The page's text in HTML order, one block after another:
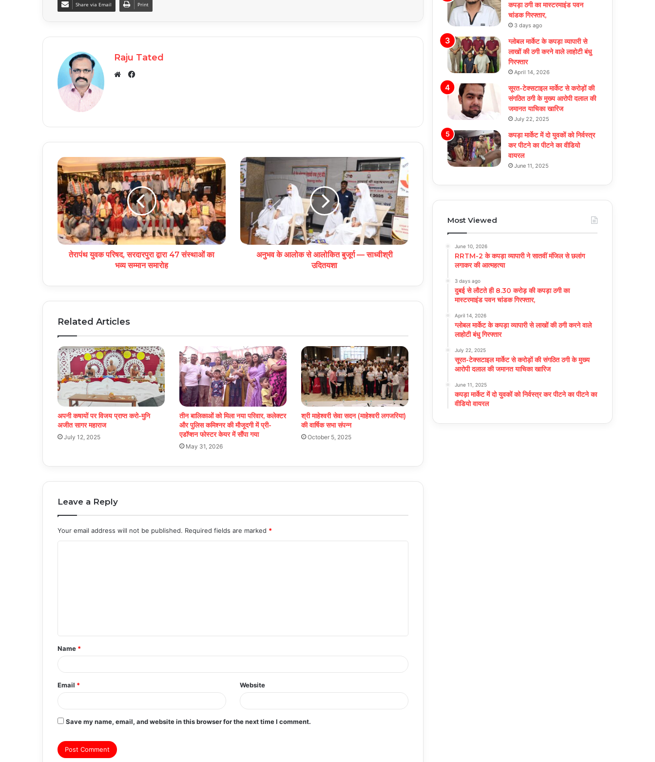
Share via Email Print
Raju Tated
Facebook
तेरापंथ युवक परिषद, सरदारपुरा द्वारा 47 संस्थाओं का
भव्य सम्मान समारोह
अनुभव के आलोक से आलोकित बुजूर्ग — साध्वीश्री
उदितयशा
Related Articles
अपनी कषायों पर विजय प्राप्त करो-मुनि
अजीत सागर महाराज
July 12, 2025
तीन बालिकाओं को मिला नया परिवार, कलेक्टर
और पुलिस कमिश्नर की मौजूदगी में प्री-
एडॉप्शन फोस्टर केयर में सौंपा गया
May 31, 2026
श्री माहेश्वरी सेवा सदन (माहेश्वरी लगजरिया)
की वार्षिक सभा संपन्न
October 5, 2025
Leave a Reply
Your email address will not be published. Required fields are marked *
t
*
Name *
Email * Website
Save my name, email, and website in this browser for the next time I comment.
कपड़ा ठगी का मास्टरमाइंड पवन
चांडक गिरफ्तार,
3 days ago
ग्लोबल मार्केट के कपड़ा व्यापारी से
लाखों की ठगी करने वाले लाहोटी बंधु
गिरफ्तार
April 14, 2026
सूरत-टेक्सटाइल मार्केट से करोड़ों की
संगठित ठगी के मुख्य आरोपी दलाल की
जमानत याचिका खारिज
July 22, 2025
कपड़ा मार्केट में दो युवकों को निर्वस्त्र
कर पीटने का पीटने का वीडियो
वायरल
June 11, 2025
Most Viewed
June 10, 2026
RRTM-2 के कपड़ा व्यापारी ने सातवीं मंजिल से छलांग
लगाकर की आत्महत्या
3 days ago
दुबई से लौटते ही 8.30 करोड़ की कपड़ा ठगी का
मास्टरमाइंड पवन चांडक गिरफ्तार,
April 14, 2026
ग्लोबल मार्केट के कपड़ा व्यापारी से लाखों की ठगी करने वाले
लाहोटी बंधु गिरफ्तार
July 22, 2025
सूरत-टेक्सटाइल मार्केट से करोड़ों की संगठित ठगी के मुख्य
आरोपी दलाल की जमानत याचिका खारिज
June 11, 2025
कपड़ा मार्केट में दो युवकों को निर्वस्त्र कर पीटने का पीटने का
वीडियो वायरल